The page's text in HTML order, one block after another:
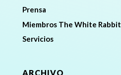
Prensa
Miembros The White Rabbit
Servicios
ARCHIVO